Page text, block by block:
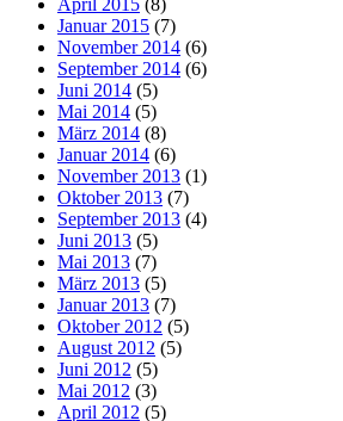
April 2015 (8)
Januar 2015 (7)
November 2014 (6)
September 2014 (6)
Juni 2014 (5)
Mai 2014 (5)
März 2014 (8)
Januar 2014 (6)
November 2013 (1)
Oktober 2013 (7)
September 2013 (4)
Juni 2013 (5)
Mai 2013 (7)
März 2013 (5)
Januar 2013 (7)
Oktober 2012 (5)
August 2012 (5)
Juni 2012 (5)
Mai 2012 (3)
April 2012 (5)